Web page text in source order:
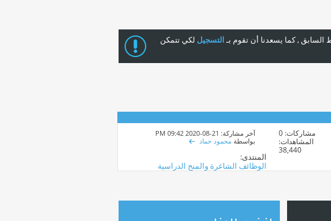
السابق , كما يسعدنا أن تقوم بـالتسجيل لكي تتمكن
مشاركات: 0
المشاهدات:
38,440
آخر مشاركة: 21-08-2020
09:42 PM
بواسطة محمود حماد
المنتدى:
الوظائف الشاغرة والمنح الدراسية